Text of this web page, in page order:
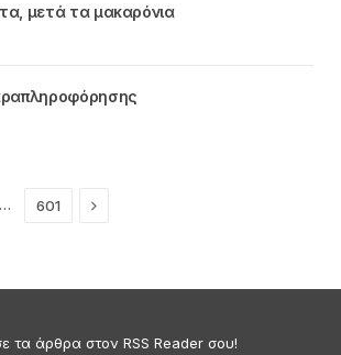
μετά τα μακαρόνια
… 601 Next
τα άρθρα στον RSS Reader σου!